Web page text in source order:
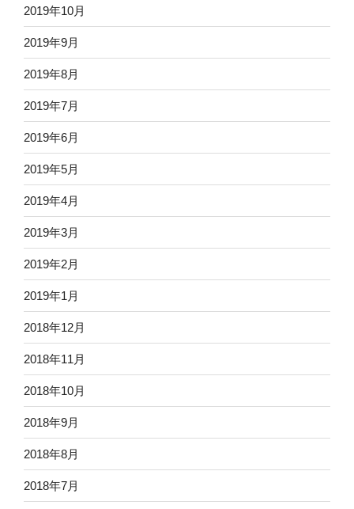
2019年10月
2019年9月
2019年8月
2019年7月
2019年6月
2019年5月
2019年4月
2019年3月
2019年2月
2019年1月
2018年12月
2018年11月
2018年10月
2018年9月
2018年8月
2018年7月